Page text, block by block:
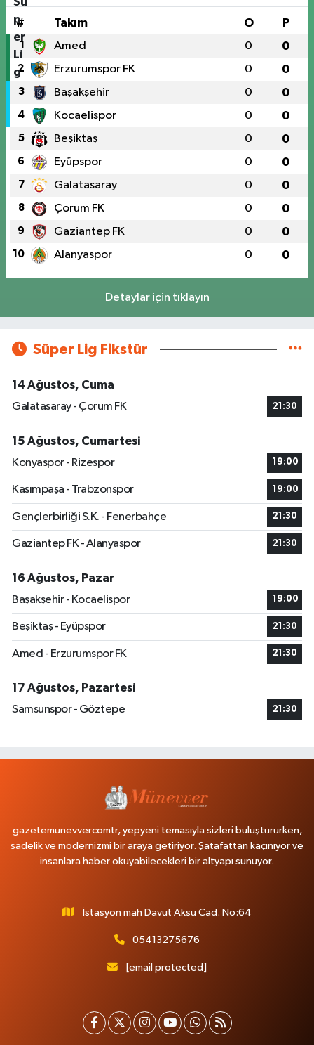
# Takım O P
1 Amed 0 0
2 Erzurumspor FK 0 0
3 Başakşehir 0 0
4 Kocaelispor 0 0
5 Beşiktaş 0 0
6 Eyüpspor 0 0
7 Galatasaray 0 0
8 Çorum FK 0 0
9 Gaziantep FK 0 0
10 Alanyaspor 0 0
Detaylar için tıklayın
Süper Lig Fikstür
14 Ağustos, Cuma
Galatasaray - Çorum FK
21:30
15 Ağustos, Cumartesi
Konyaspor - Rizespor
19:00
Kasımpaşa - Trabzonspor 19:00
Gençlerbirliği S.K. - Fenerbahçe 21:30
Gaziantep FK - Alanyaspor 21:30
16 Ağustos, Pazar
Başakşehir - Kocaelispor
19:00
Beşiktaş - Eyüpspor 21:30
Amed - Erzurumspor FK 21:30
17 Ağustos, Pazartesi
Samsunspor - Göztepe
21:30
gazetemunevvercomtr, yepyeni temasıyla sizleri buluştururken,
sadelik ve modernizmi bir araya getiriyor. Şatafattan kaçınıyor ve
insanlara haber okuyabilecekleri bir altyapı sunuyor.
İstasyon mah Davut Aksu Cad. No:64
05413275676
[email protected]